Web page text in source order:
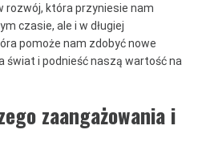
rozwój, która przyniesie nam
czasie, ale i w długiej
pomoże nam zdobyć nowe
świat i podnieść naszą wartość na
zaangażowania i